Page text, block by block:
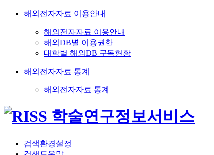
해외전자자료 이용안내
해외전자자료 이용안내
해외DB별 이용권한
대학별 해외DB 구독현황
해외전자자료 통계
해외전자자료 통계
검색환경설정